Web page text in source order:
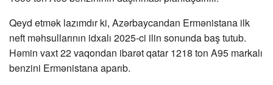
Qeyd etmək lazımdır ki, Azərbaycandan Ermənistana ilk
neft məhsullarının idxalı 2025-ci ilin sonunda baş tutub.
Həmin vaxt 22 vaqondan ibarət qatar 1218 ton A95 markalı
benzini Ermənistana aparıb.